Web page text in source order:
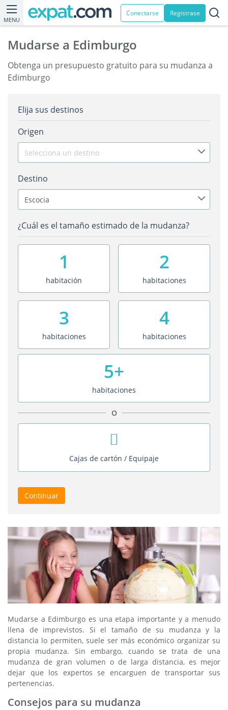
MENU
Conectarse Registrase
Mudarse a Edimburgo
Obtenga un presupuesto gratuito para su mudanza a
Edimburgo
Elija sus destinos
Origen
Selecciona un destino
Destino
Escocia
¿Cuál es el tamaño estimado de la mudanza?
1
habitación
2
habitaciones
3
habitaciones
4
habitaciones
5+
habitaciones
O
Cajas de cartón / Equipaje
Continuar
Mudarse a Edimburgo es una etapa importante y a menudo
llena de imprevistos. Si el tamaño de su mudanza y la
distancia lo permiten, suele ser más económico organizar su
propia mudanza. Sin embargo, cuando se trata de una
mudanza de gran volumen o de larga distancia, es mejor
dejar que los expertos se encarguen de transportar sus
pertenencias.
Consejos para su mudanza